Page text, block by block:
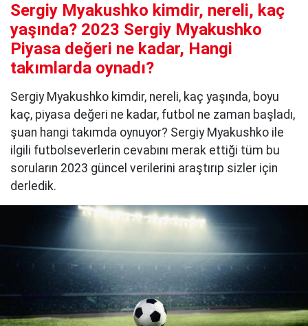
Sergiy Myakushko kimdir, nereli, kaç
yaşında? 2023 Sergiy Myakushko
Piyasa değeri ne kadar, Hangi
takımlarda oynadı?
Sergiy Myakushko kimdir, nereli, kaç yaşında, boyu
kaç, piyasa değeri ne kadar, futbol ne zaman başladı,
şuan hangi takımda oynuyor? Sergiy Myakushko ile
ilgili futbolseverlerin cevabını merak ettiği tüm bu
soruların 2023 güncel verilerini araştırıp sizler için
derledik.